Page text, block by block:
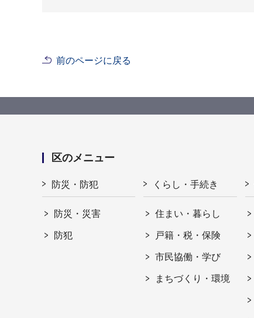
前のページに戻る
区のメニュー
防災・防犯
防災・災害
防犯
くらし・手続き
住まい・暮らし
戸籍・税・保険
市民協働・学び
まちづくり・環境